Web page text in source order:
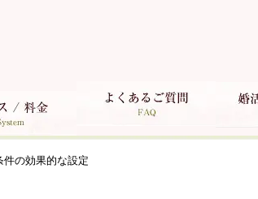
の効果的な設定